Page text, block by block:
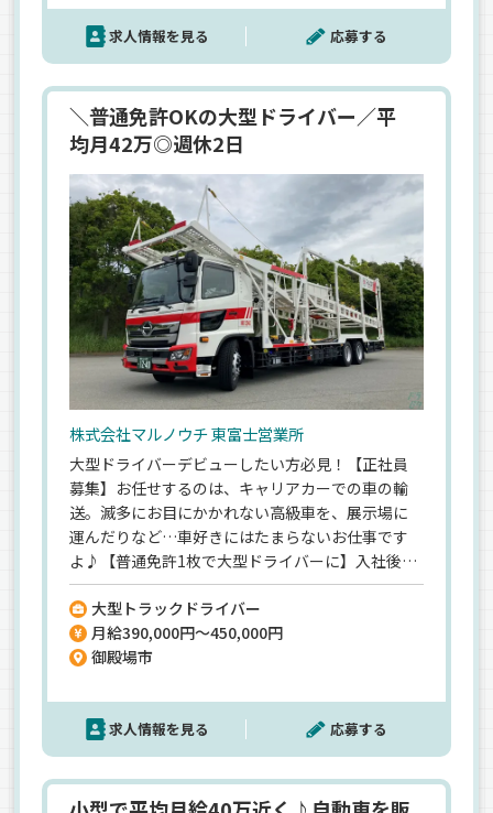
年2回／住宅手当／最初は格安で利用できる寮社宅
など◎《限定1名募集》《大型ドライバー・トレー
ラー運転手の未経験歓迎》しっかりと育てたいの
で1名限定◎お早めにお問い合わせください！
求人情報を見る 応募する
＼普通免許OKの大型ドライバー／平
均月42万◎週休2日
株式会社マルノウチ 東富士営業所
大型ドライバーデビューしたい方必見！【正社員
募集】お任せするのは、キャリアカーでの車の輸
送。滅多にお目にかかれない高級車を、展示場に
運んだりなど…車好きにはたまらないお仕事です
よ♪【普通免許1枚で大型ドライバーに】入社後は
一人ひとりに選りすぐりの教育担当者が付きます
◎構内での運転練習など、徐々に慣れていきましょ
う^^【充実の待遇】月給45万円可／賞与年2回／住
宅手当など◎《しっかりと育てたいので少人数限
大型トラックドライバー
月給390,000円～450,000円
御殿場市
求人情報を見る 応募する